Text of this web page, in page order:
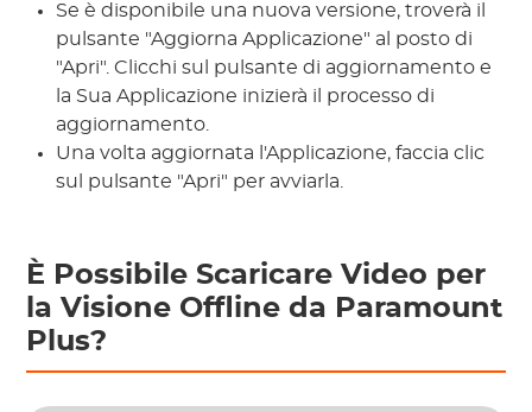
Se è disponibile una nuova versione, troverà il
pulsante "Aggiorna Applicazione" al posto di
"Apri". Clicchi sul pulsante di aggiornamento e
la Sua Applicazione inizierà il processo di
aggiornamento.
Una volta aggiornata l'Applicazione, faccia clic
sul pulsante "Apri" per avviarla.
È Possibile Scaricare Video per
la Visione Offline da Paramount
Plus?